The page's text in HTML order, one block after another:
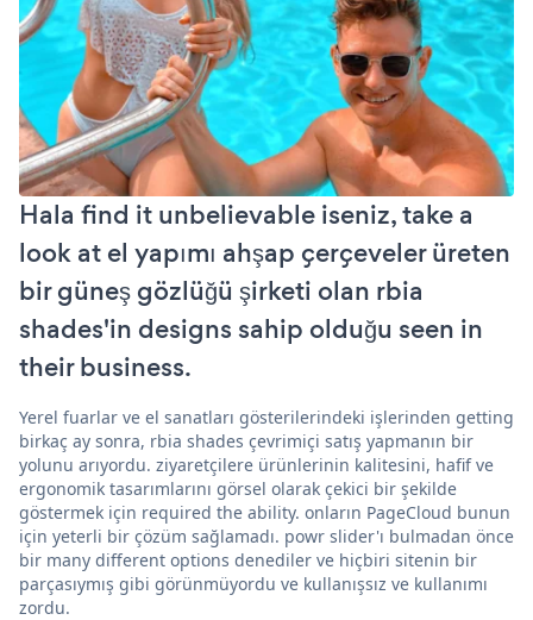
Hala find it unbelievable iseniz, take a
look at el yapımı ahşap çerçeveler üreten
bir güneş gözlüğü şirketi olan rbia
shades'in designs sahip olduğu seen in
their business.
Yerel fuarlar ve el sanatları gösterilerindeki işlerinden getting
birkaç ay sonra, rbia shades çevrimiçi satış yapmanın bir
yolunu arıyordu. ziyaretçilere ürünlerinin kalitesini, hafif ve
ergonomik tasarımlarını görsel olarak çekici bir şekilde
göstermek için required the ability. onların PageCloud bunun
için yeterli bir çözüm sağlamadı. powr slider'ı bulmadan önce
bir many different options denediler ve hiçbiri sitenin bir
parçasıymış gibi görünmüyordu ve kullanışsız ve kullanımı
zordu.